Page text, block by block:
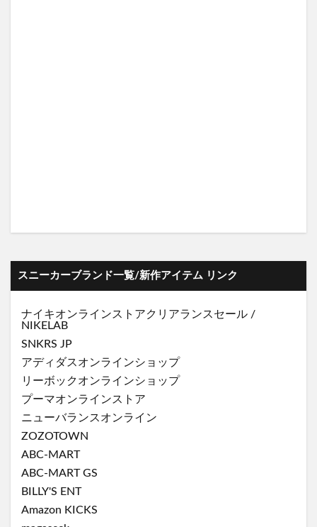
スニーカーブランド一覧/新作アイテム リンク
ナイキオンラインストアクリアランスセール /
NIKELAB
SNKRS JP
アディダスオンラインショップ
リーボックオンラインショップ
プーマオンラインストア
ニューバランスオンライン
ZOZOTOWN
ABC-MART
ABC-MART GS
BILLY'S ENT
Amazon KICKS